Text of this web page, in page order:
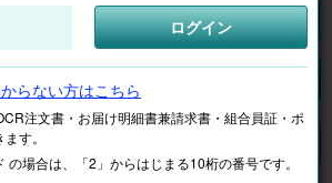
検索
在、該当商品は、お取扱いしておりません。
ログイン
らない方はこちら
注文書・お届け明細書兼請求書・組合員証・ポ
す。
の場合は、「2」からはじまる10桁の番号です。